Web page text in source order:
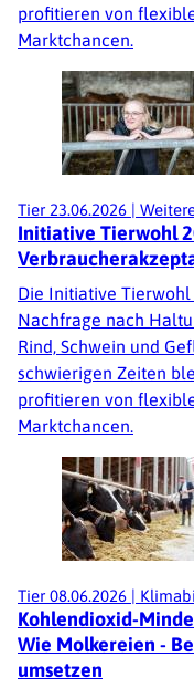
profitieren von
Marktchancen.
Tier 23.06.2026 |
Initiative Tierwohl
Die Initiative Tierwohl
Nachfrage nach
Rind, Schwein und
schwierigen Zeiten
profitieren von
Marktchancen.
Tier 08.06.2026 |
Kohlendioxid-
Wie Molkereien -
umsetzen